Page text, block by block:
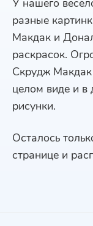
У нашего
разные
Макдак и
раскрасок.
Скрудж
целом виде и в
рисунки.
Осталось
странице и